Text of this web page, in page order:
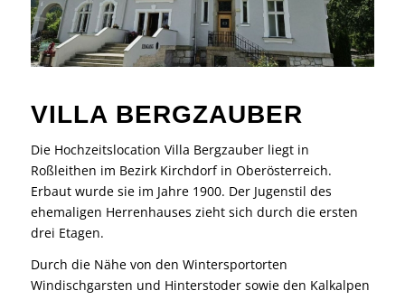
VILLA BERGZAUBER
Die Hochzeitslocation Villa Bergzauber liegt in
Roßleithen im Bezirk Kirchdorf in Oberösterreich.
Erbaut wurde sie im Jahre 1900. Der Jugenstil des
ehemaligen Herrenhauses zieht sich durch die ersten
drei Etagen.
Durch die Nähe von den Wintersportorten
Windischgarsten und Hinterstoder sowie den Kalkalpen